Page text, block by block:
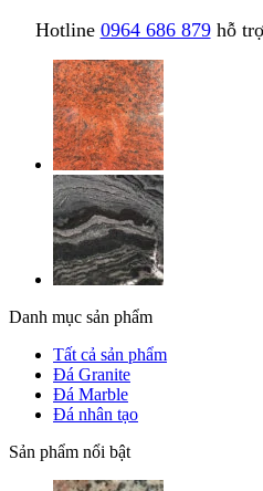
Hotline 0964 686 879hỗ
Danh mục sản phẩm
Tất cả sản phẩm
Đá Granite
Đá Marble
Đá nhân tạo
Sản phẩm nổi bật